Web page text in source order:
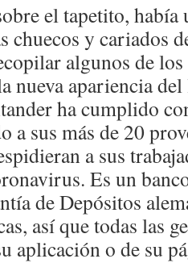
el tapetito,
chuecos y cariados
algunos de los
nueva apariencia
ha cumplido
a sus más de 20
a sus
Es un
de Depósitos
así que todas las
aplicación o de su